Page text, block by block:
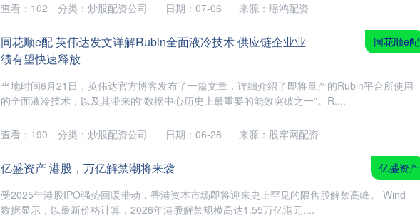
日期：07-06 来源：瑶鸿配资
查看： 102 分类： 炒股配资公司
同花顺e配 英伟达发文详解Rubin全面液冷技术 供应链企业业
绩有望快速释放
当地时间6月21日，英伟达官方博客发布了一篇文章，详细介绍了即将量产的Rubin平台所使用
的全面液冷技术，以及其带来的“数据中心历史上最重要的能效突破之一”。R....
同花顺e配
日期：06-28 来源：股窜网配资
查看： 190 分类： 炒股配资公司
亿盛资产 港股，万亿解禁潮将来袭
受2025年港股IPO强势回暖带动，香港资本市场即将迎来史上罕见的限售股解禁高峰。 Wind
数据显示，以最新价格计算，2026年港股解禁规模高达1.55万亿港元....
亿盛资产